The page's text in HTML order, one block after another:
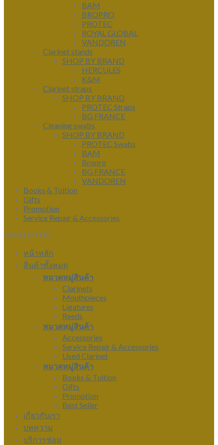
BAM
BROPRO
PROTEC
ROYAL GLOBAL
VANDOREN
Clarinet stands
SHOP BY BRAND
HERCULES
K&M
Clarinet straps
SHOP BY BRAND
PROTEC Straps
BG FRANCE
Cleaning swabs
SHOP BY BRAND
PROTEC Swabs
BAM
Bropro
BG FRANCE
VANDOREN
Books & Tuition
Gifts
Promotion
Service Repair & Accessories
MAIN MENU
หน้าหลัก
สินค้าทั้งหมด
หมวดหมู่สินค้า
Clarinets
Mouthpieces
Ligatures
Reeds
หมวดหมู่สินค้า
Accessories
Service Repair & Accessories
Used Clarinet
หมวดหมู่สินค้า
Books & Tuition
Gifts
Promotion
Best Seller
เกี่ยวกับเรา
บทความ
บริการซ่อม